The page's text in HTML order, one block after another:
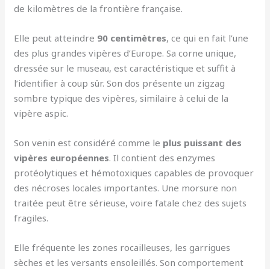
de kilomètres de la frontière française.
Elle peut atteindre 90 centimètres, ce qui en fait l’une
des plus grandes vipères d’Europe. Sa corne unique,
dressée sur le museau, est caractéristique et suffit à
l’identifier à coup sûr. Son dos présente un zigzag
sombre typique des vipères, similaire à celui de la
vipère aspic.
Son venin est considéré comme le plus puissant des
vipères européennes. Il contient des enzymes
protéolytiques et hémotoxiques capables de provoquer
des nécroses locales importantes. Une morsure non
traitée peut être sérieuse, voire fatale chez des sujets
fragiles.
Elle fréquente les zones rocailleuses, les garrigues
sèches et les versants ensoleillés. Son comportement